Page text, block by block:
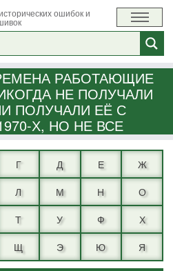
ошибок и
РАБОТАЮЩИЕ
НЕ ПОЛУЧАЛИ
ПОЛУЧАЛИ ЕЁ С
Х, НО НЕ ВСЕ
Г Д Е
Ж
Л М Н
О
Т У Ф
Х
Щ Э Ю Я